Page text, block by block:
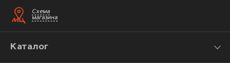
Схема
магазина
Каталог